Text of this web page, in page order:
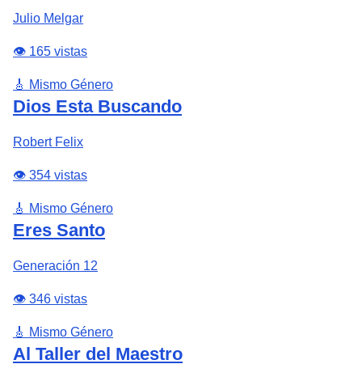
Julio Melgar
👁️ 165 vistas
🎸 Mismo Género
Dios Esta Buscando
Robert Felix
👁️ 354 vistas
🎸 Mismo Género
Eres Santo
Generación 12
👁️ 346 vistas
🎸 Mismo Género
Al Taller del Maestro